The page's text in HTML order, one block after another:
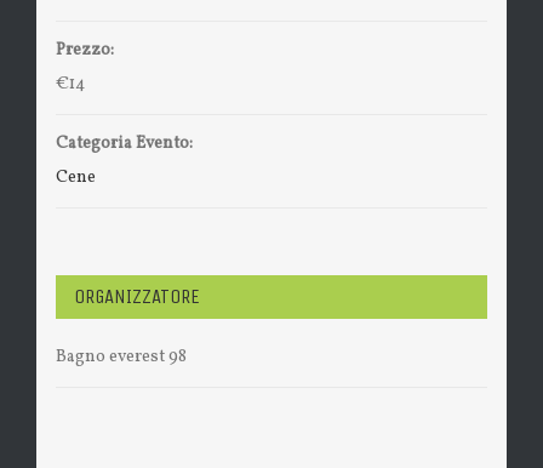
Prezzo:
€14
Categoria Evento:
Cene
ORGANIZZATORE
Bagno everest 98